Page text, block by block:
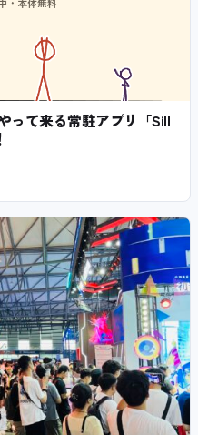
って来る常駐アプリ「Sill